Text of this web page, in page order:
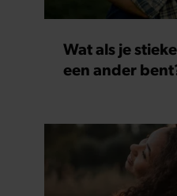
Wat als je
een ander